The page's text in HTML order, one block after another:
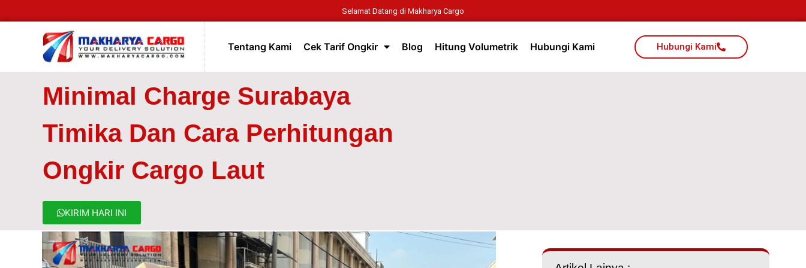
Selamat Datang di Makharya Cargo
Tentang Kami Cek Tarif Ongkir Blog Hitung Volumetrik Hubungi Kami Hubungi Kami
Minimal Charge Surabaya
Timika Dan Cara Perhitungan
Ongkir Cargo Laut
KIRIM HARI INI